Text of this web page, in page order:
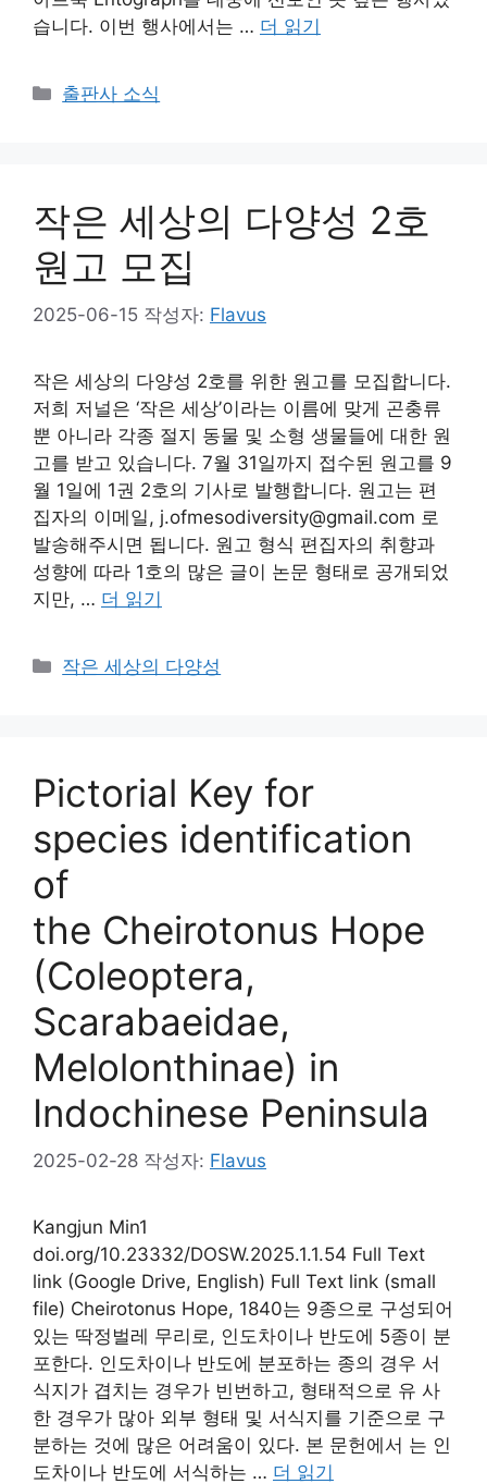
습니다. 이번 행사에서는 … 더 읽기
카
출판사 소식
작은 세상의 다양성 2호
원고 모집
2025-06-15 작성자: Flavus
작은 세상의 다양성 2호를 위한 원고를 모집합니다.
저희 저널은 ‘작은 세상’이라는 이름에 맞게 곤충류
뿐 아니라 각종 절지 동물 및 소형 생물들에 대한 원
고를 받고 있습니다. 7월 31일까지 접수된 원고를 9
월 1일에 1권 2호의 기사로 발행합니다. 원고는 편
집자의 이메일, j.ofmesodiversity@gmail.com 로
발송해주시면 됩니다. 원고 형식 편집자의 취향과
성향에 따라 1호의 많은 글이 논문 형태로 공개되었
지만, … 더 읽기
카
작은 세상의 다양성
Pictorial Key for
species identification
of
the Cheirotonus Hope
(Coleoptera,
Scarabaeidae,
Melolonthinae) in
Indochinese Peninsula
2025-02-28 작성자: Flavus
Kangjun Min1
doi.org/10.23332/DOSW.2025.1.1.54 Full Text
link (Google Drive, English) Full Text link (small
file) Cheirotonus Hope, 1840는 9종으로 구성되어
있는 딱정벌레 무리로, 인도차이나 반도에 5종이 분
포한다. 인도차이나 반도에 분포하는 종의 경우 서
식지가 겹치는 경우가 빈번하고, 형태적으로 유 사
한 경우가 많아 외부 형태 및 서식지를 기준으로 구
분하는 것에 많은 어려움이 있다. 본 문헌에서 는 인
도차이나 반도에 서식하는 … 더 읽기